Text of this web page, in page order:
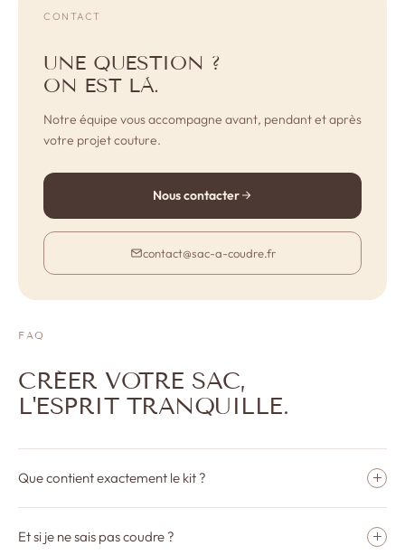
CONTACT
UNE QUESTION ?
ON EST LÀ.
Notre équipe vous accompagne avant, pendant et après
votre projet couture.
Nous contacter
contact@sac-a-coudre.fr
FAQ
CRÉER VOTRE SAC,
L'ESPRIT TRANQUILLE.
Que contient exactement le kit ?
Et si je ne sais pas coudre ?